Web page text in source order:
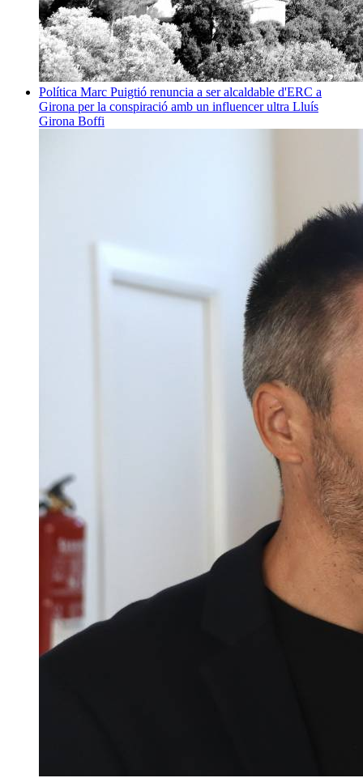
Política Marc Puigtió renuncia a ser alcaldable d'ERC a
Girona per la conspiració amb un influencer ultra Lluís
Girona Boffi